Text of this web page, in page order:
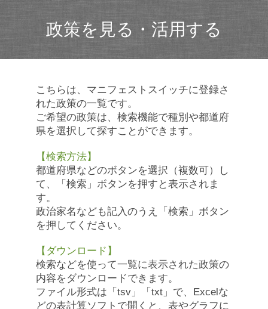
政策を見る・活用する
こちらは、マニフェストスイッチに登録さ
れた政策の一覧です。
ご希望の政策は、検索機能で種別や都道府
県を選択して探すことができます。
【検索方法】
都道府県などのボタンを選択（複数可）し
て、「検索」ボタンを押すと表示されま
す。
政治家名なども記入のうえ「検索」ボタン
を押してください。
【ダウンロード】
検索などを使って一覧に表示された政策の
内容をダウンロードできます。
ファイル形式は「tsv」「txt」で、Excelな
どの表計算ソフトで開くと、表やグラフに